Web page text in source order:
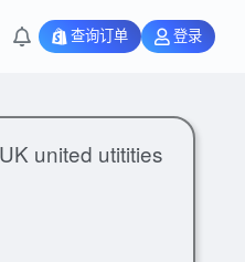
查询订单 登录
united utitities